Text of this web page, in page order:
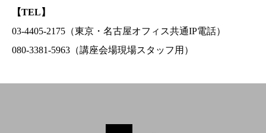
【TEL】
03-4405-2175（東京・名古屋オフィス共通IP電話）
080-3381-5963（講座会場現場スタッフ用）